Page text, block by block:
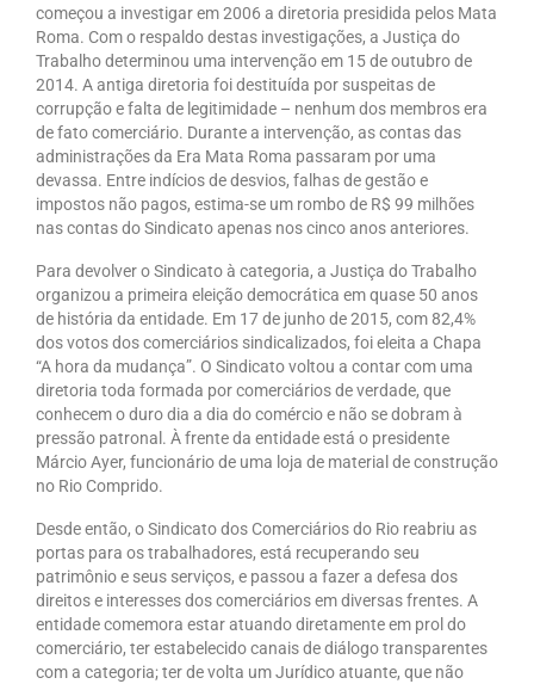
Colônia de férias
Refeitórios
Convênios
Dependentes
Benefício Social Familiar
FIQUE POR DENTRO
Notícias
Vídeos
Publicações
Editais
Links Úteis
Perguntas frequentes
EMPRESAS
Boletos
começou a investigar em 2006 a diretoria presidida pelos Mata
Roma. Com o respaldo destas investigações, a Justiça do
Trabalho determinou uma intervenção em 15 de outubro de
2014. A antiga diretoria foi destituída por suspeitas de
corrupção e falta de legitimidade – nenhum dos membros era
de fato comerciário. Durante a intervenção, as contas das
administrações da Era Mata Roma passaram por uma
devassa. Entre indícios de desvios, falhas de gestão e
impostos não pagos, estima-se um rombo de R$ 99 milhões
nas contas do Sindicato apenas nos cinco anos anteriores.
Para devolver o Sindicato à categoria, a Justiça do Trabalho
organizou a primeira eleição democrática em quase 50 anos
de história da entidade. Em 17 de junho de 2015, com 82,4%
dos votos dos comerciários sindicalizados, foi eleita a Chapa
“A hora da mudança”. O Sindicato voltou a contar com uma
diretoria toda formada por comerciários de verdade, que
conhecem o duro dia a dia do comércio e não se dobram à
pressão patronal. À frente da entidade está o presidente
Márcio Ayer, funcionário de uma loja de material de construção
no Rio Comprido.
Desde então, o Sindicato dos Comerciários do Rio reabriu as
portas para os trabalhadores, está recuperando seu
patrimônio e seus serviços, e passou a fazer a defesa dos
direitos e interesses dos comerciários em diversas frentes. A
entidade comemora estar atuando diretamente em prol do
comerciário, ter estabelecido canais de diálogo transparentes
com a categoria; ter de volta um Jurídico atuante, que não